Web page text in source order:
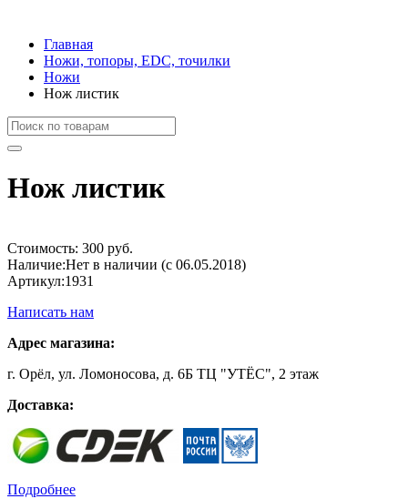
Главная
Ножи, топоры, EDC, точилки
Ножи
Нож листик
Нож листик
Стоимость: 300 руб.
Наличие:Нет в наличии (с 06.05.2018)
Артикул:1931
Написать нам
Адрес магазина:
г. Орёл, ул. Ломоносова, д. 6Б ТЦ "УТЁС", 2 этаж
Доставка:
Подробнее